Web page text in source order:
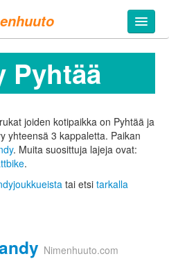
Pyhtää
joiden kotipaikka on Pyhtää ja
yhteensä 3 kappaletta. Paikan
. Muita suosittuja lajeja ovat:
.
tai etsi tarkalla
Nimenhuuto.com